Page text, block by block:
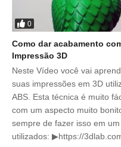
0
Como dar acabamento
Impressão 3D
Neste Vídeo você vai
suas impressões em 3D
ABS. Esta técnica é muito
com um aspecto muito
sempre de fazer isso em
utilizados: ▶https://